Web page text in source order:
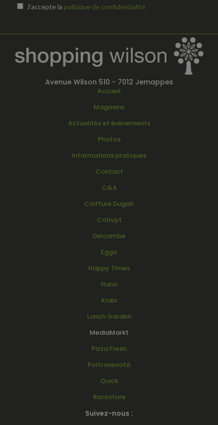
J'accepte la politique de confidentialité
Avenue Wilson 510 - 7012 Jemappes
Accueil
Magasins
Actualités et événements
Photos
Informations pratiques
Contact
C&A
Coiffure Dugall
Colruyt
Delcambe
Eggo
Happy Times
Hubo
Kiabi
Lunch Garden
MediaMarkt
Pizza Fresh
Poltronesofà
Quick
Rackstore
Suivez-nous :